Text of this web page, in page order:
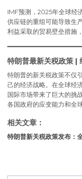
IMF预测，2025年全球经
供应链的重组可能导致生
利益采取的贸易壁垒措施
特朗普最新关税政策 |
特朗普的新关税政策不仅
己的经济战略。在全球经
国际市场带来了巨大的挑
各国政府的应变能力和全
相关文章：
特朗普新关税政策发布：